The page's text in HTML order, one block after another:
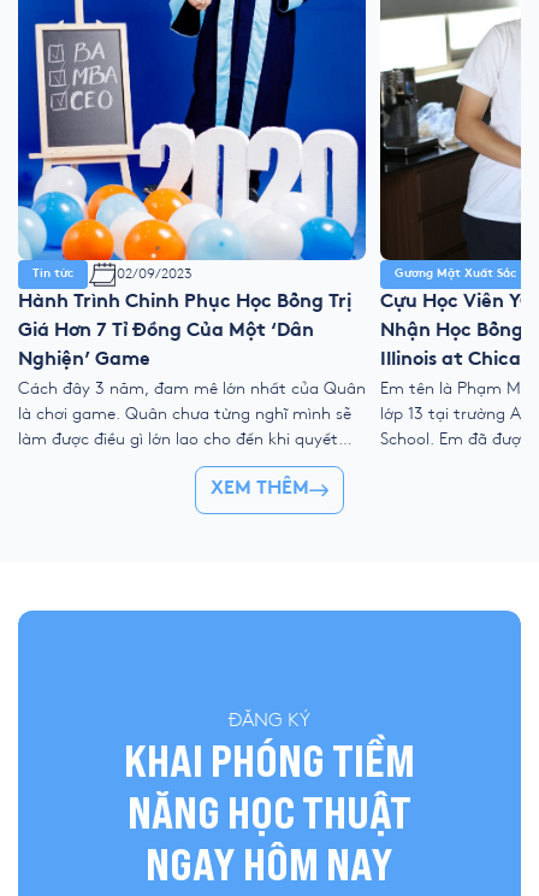
Tin tức 02/09/2023
Hành Trình Chinh Phục Học Bổng Trị
Giá Hơn 7 Tỉ Đồng Của Một ‘Dân
Nghiện’ Game
Cách đây 3 năm, đam mê lớn nhất của Quân
là chơi game. Quân chưa từng nghĩ mình sẽ
làm được điều gì lớn lao cho đến khi quyết
tâm cai nghiện game, bắt đầu một ước mơ
hoàn toàn khác: du học. Nhâm Ngọc Minh
Quân – Chàng trai 18 tuổi, cựu học sinh […]
Gương Mặt Xuất Sắc
Cựu Học Viên
Nhận Học Bổng
Illinois at
Em tên là Phạm
lớp 13 tại trường
School. Em đã
XEM THÊM
ĐĂNG KÝ
KHAI PHÓNG TIỀM
NĂNG HỌC THUẬT
NGAY HÔM NAY